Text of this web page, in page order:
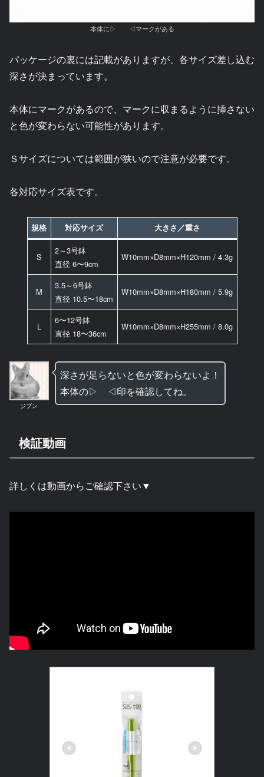
本体に▷ ◁マークがある
パッケージの裏には記載がありますが、各サイズ差し込む
深さが決まっています。
本体にマークがあるので、マークに収まるように挿さない
と色が変わらない可能性があります。
Ｓサイズについては範囲が狭いので注意が必要です。
各対応サイズ表です。
規格 対応サイズ 大きさ／重さ
S
2～3号鉢
直径 6〜9cm
W10mm×D8mm×H120mm / 4.3g
M
3.5～6号鉢
直径 10.5〜18cm
W10mm×D8mm×H180mm / 5.9g
L
6〜12号鉢
直径 18〜36cm
W10mm×D8mm×H255mm / 8.0g
ジブン
深さが足らないと色が変わらないよ！
本体の▷ ◁印を確認してね。
検証動画
詳しくは動画からご確認下さい▼